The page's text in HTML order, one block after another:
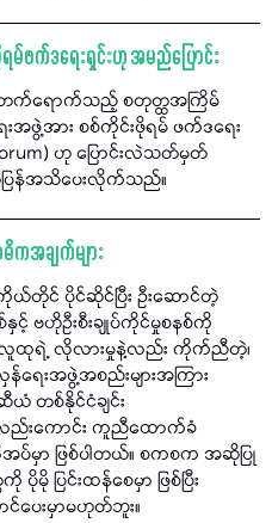
မ်ဖက်ဒရေးရှင်းဟု အမည်ပြောင်း
းတက်ရောက်သည့် စတုတ္ထအကြိမ်
းအဖွဲ့အား စစ်ကိုင်းဖိုရမ် ဖက်ဒရေး
ဟု ပြောင်းလဲသတ်မှတ်
ြန်အသိပေးလိုက်သည်။
ကအချက်များ
ကိုယ်တိုင် ပိုင်ဆိုင်ပြီး ဦးဆောင်တဲ့
နှင့် ဗဟိုဦးစီးချုပ်ကိုင်မှုစနစ်ကို
သူလူထုရဲ့ လိုလားမှုနဲ့လည်း ကိုက်ညီတဲ့၊
ရေးအဖွဲ့အစည်းများအကြား
တစ်နိုင်ငံချင်း
လည်းကောင်း ကူညီထောက်ခံ
အပ်မှာ ဖြစ်ပါတယ်။ စကစက အဆိုပြု
ပြင်းထန်စေမှာ ဖြစ်ပြီး
င်ပေးမှာမဟုတ်ဘူး။